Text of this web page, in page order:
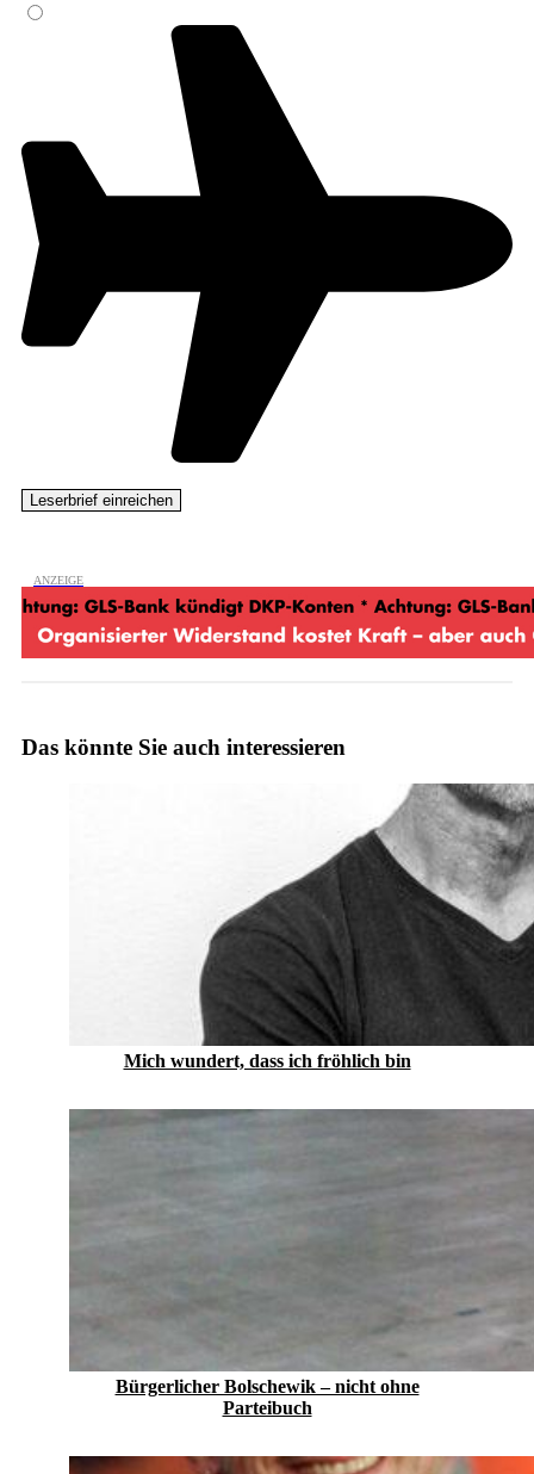
Das könnte Sie auch interessieren
Mich wundert, dass ich fröhlich bin
Bürgerlicher Bolschewik – nicht ohne
Parteibuch